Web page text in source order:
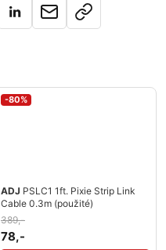
-80%
ADJ PSLC1 1ft. Pixie Strip Link
Cable 0.3m (použité)
389,-
78,-